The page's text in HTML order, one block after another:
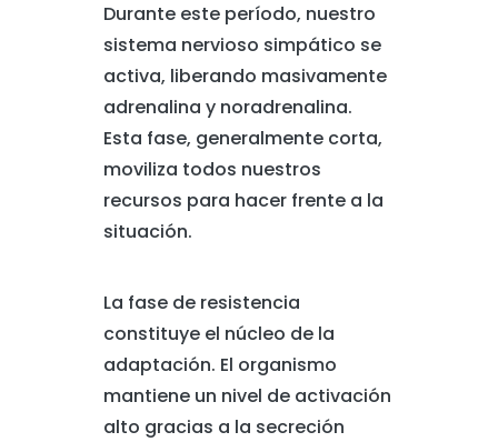
Durante este período, nuestro
sistema nervioso simpático se
activa, liberando masivamente
adrenalina y noradrenalina.
Esta fase, generalmente corta,
moviliza todos nuestros
recursos para hacer frente a la
situación.
La fase de resistencia
constituye el núcleo de la
adaptación. El organismo
mantiene un nivel de activación
alto gracias a la secreción